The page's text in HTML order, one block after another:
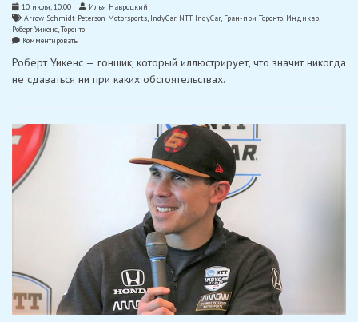
10 июля, 10:00
Илья Навроцкий
Arrow Schmidt Peterson Motorsports, IndyCar, NTT IndyCar, Гран-при Торонто, Индикар
Роберт Уикенс,Торонто
Комментироватьon
Уикенс
водить
Роберт Уикенс — гонщик, который иллюстрирует, что значит никогда
не сдаваться ни при каких обстоятельствах.